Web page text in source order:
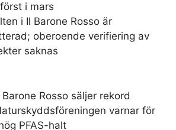
i mars
i Il Barone Rosso är
oberoende verifiering av
saknas
Barone Rosso säljer rekord
varnar för
PFAS-halt